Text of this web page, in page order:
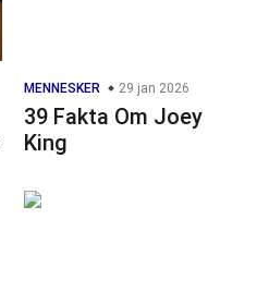
MENNESKER 29 jan 2026
39 Fakta Om Joey
King